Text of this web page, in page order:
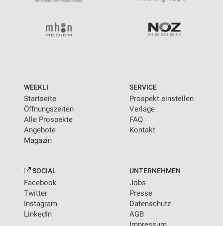
WEEKLI
Startseite
Öffnungszeiten
Alle Prospekte
Angebote
Magazin
SERVICE
Prospekt einstellen
Verlage
FAQ
Kontakt
SOCIAL
Facebook
Twitter
Instagram
LinkedIn
UNTERNEHMEN
Jobs
Presse
Datenschutz
AGB